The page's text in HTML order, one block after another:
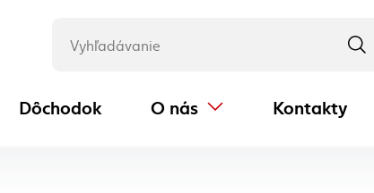
Dôchodok
(externý odkaz) O nás Kontakty